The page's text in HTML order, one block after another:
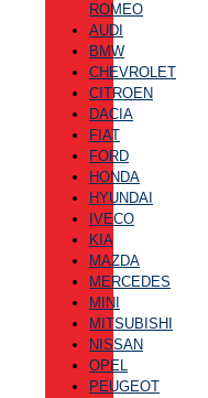
ROMEO
AUDI
BMW
CHEVROLET
CITROEN
DACIA
FIAT
FORD
HONDA
HYUNDAI
IVECO
KIA
MAZDA
MERCEDES
MINI
MITSUBISHI
NISSAN
OPEL
PEUGEOT